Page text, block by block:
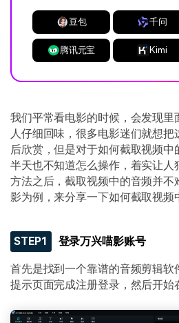
豆包 千问
腾讯元宝 Kimi
我们平常看电影的时候，会发现
人仔细回味，很多电影迷们就想
后欣赏，但是对于如何截取视频
半天也不知道怎么操作，着实让人
方法之后，截取视频中的音频并
影为例，来分享一下如何截取视频
STEP1 登录万兴喵影账号
首先是找到一个靠谱的音频剪辑软
提示页面完成注册登录，然后开始